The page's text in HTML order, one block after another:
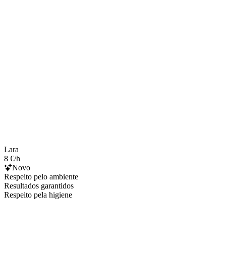
Lara
8 €/h
Novo
Respeito pelo ambiente
Resultados garantidos
Respeito pela higiene